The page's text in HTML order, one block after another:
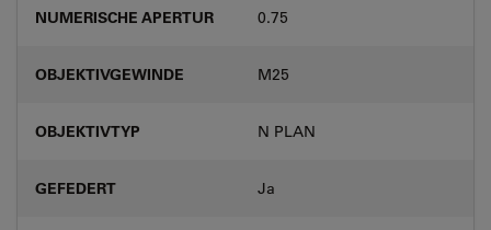
NUMERISCHE APERTUR 0.75
OBJEKTIVGEWINDE M25
OBJEKTIVTYP N PLAN
GEFEDERT Ja